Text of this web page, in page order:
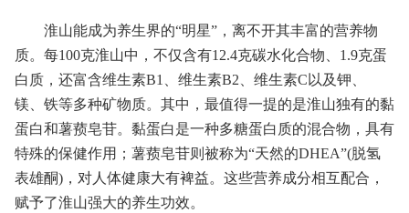
淮山能成为养生界的“明星”，离不开其丰富的营养物
质。每100克淮山中，不仅含有12.4克碳水化合物、1.9克蛋
白质，还富含维生素B1、维生素B2、维生素C以及钾、
镁、铁等多种矿物质。其中，最值得一提的是淮山独有的黏
蛋白和薯蓣皂苷。黏蛋白是一种多糖蛋白质的混合物，具有
特殊的保健作用；薯蓣皂苷则被称为“天然的DHEA”(脱氢
表雄酮)，对人体健康大有裨益。这些营养成分相互配合，
赋予了淮山强大的养生功效。